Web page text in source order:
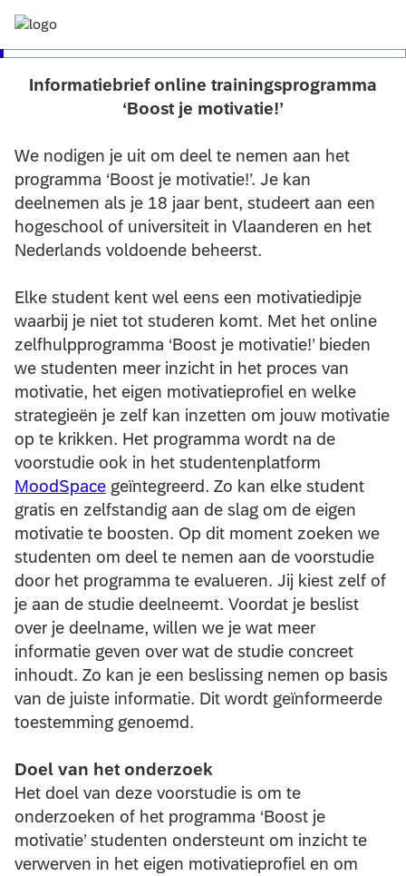
Informatiebrief online trainingsprogramma
‘Boost je motivatie!’
We nodigen je uit om deel te nemen aan het
programma ‘Boost je motivatie!’. Je kan
deelnemen als je 18 jaar bent, studeert aan een
hogeschool of universiteit in Vlaanderen en het
Nederlands voldoende beheerst.
Elke student kent wel eens een motivatiedipje
waarbij je niet tot studeren komt. Met het online
zelfhulpprogramma ‘Boost je motivatie!’ bieden
we studenten meer inzicht in het proces van
motivatie, het eigen motivatieprofiel en welke
strategieën je zelf kan inzetten om jouw motivatie
op te krikken. Het programma wordt na de
voorstudie ook in het studentenplatform
MoodSpace geïntegreerd. Zo kan elke student
gratis en zelfstandig aan de slag om de eigen
motivatie te boosten. Op dit moment zoeken we
studenten om deel te nemen aan de voorstudie
door het programma te evalueren. Jij kiest zelf of
je aan de studie deelneemt. Voordat je beslist
over je deelname, willen we je wat meer
informatie geven over wat de studie concreet
inhoudt. Zo kan je een beslissing nemen op basis
van de juiste informatie. Dit wordt geïnformeerde
toestemming genoemd.
Doel van het onderzoek
Het doel van deze voorstudie is om te
onderzoeken of het programma ‘Boost je
motivatie’ studenten ondersteunt om inzicht te
verwerven in het eigen motivatieprofiel en om